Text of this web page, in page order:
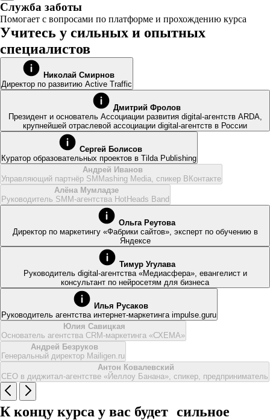
Служба заботы
Помогает с вопросами по платформе и прохождению курса
Учитесь у сильных и опытных
специалистов
Николай Смирнов
Директор по развитию Active Traffic
Дмитрий Фролов
Президент и основатель Ассоциации развития digital-агентств ARDA,
крупнейшей отраслевой ассоциации digital-агентств в России
Сергей Болисов
Куратор образовательных проектов в Tilda Publishing
Андрей Иванов
Управляющий партнёр SMMashing Media, спикер ВКонтакте
Алёна Мумладзе
Руководитель SMM-агентства HotHeads Band
Ольга Реутова
Директор по маркетингу «Фабрики сайтов», эксперт по обучению в
Яндексе
Тимур Угулава
Руководитель digital-агентства «Медиасфера», евангелист и
консультант по нейросетям для бизнеса
Илья Русаков
Руководитель агентства интернет-маркетинга impulse.guru
Юлия Савицкая
Основатель агентства CRM-маркетинга «СХЕМА»
Андрей Безруков
Генеральный директор Mailigen.ru
Антон Ковалевский
CEO в диджитал-агентстве «Йеллоу Банана», спикер, предприниматель
К концу курса у вас будет сильное